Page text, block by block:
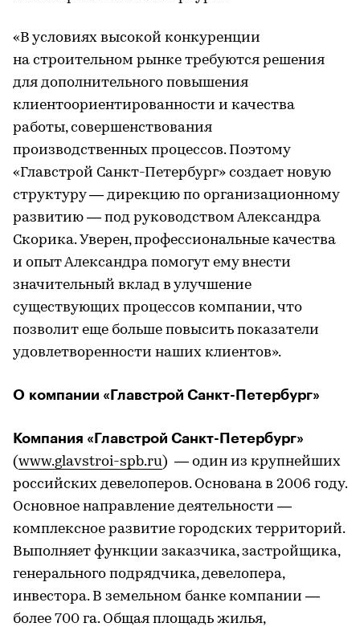
«В условиях высокой конкуренции
на строительном рынке требуются решения
для дополнительного повышения
клиентоориентированности и качества
работы, совершенствования
производственных процессов. Поэтому
«Главстрой Санкт-Петербург» создает новую
структуру — дирекцию по организационному
развитию — под руководством Александра
Скорика. Уверен, профессиональные качества
и опыт Александра помогут ему внести
значительный вклад в улучшение
существующих процессов компании, что
позволит еще больше повысить показатели
удовлетворенности наших клиентов».
О компании «Главстрой Санкт-Петербург»
Компания «Главстрой Санкт-Петербург»
(www.glavstroi-spb.ru) — один из крупнейших
российских девелоперов. Основана в 2006 году.
Основное направление деятельности —
комплексное развитие городских территорий.
Выполняет функции заказчика, застройщика,
генерального подрядчика, девелопера,
инвестора. В земельном банке компании —
более 700 га. Общая площадь жилья,